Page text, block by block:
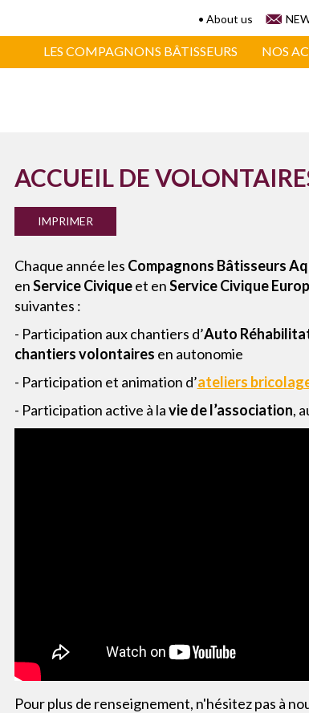
• About us
LES COMPAGNONS BÂTISSEURS NOS
ACCUEIL DE
IMPRIMER
Chaque année les Compagnons Bâtisseurs
enService Civiqueet enService Civique
suivantes :
- Participation aux chantiers d’Auto
chantiers volontaires en autonomie
- Participation et animation d’ateliers
- Participation active à lavie de l’association,
Pour plus de renseignement, n'hésitez pas à